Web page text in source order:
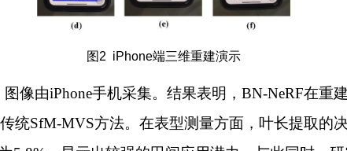
图2 iPhone端三维重建演示
像由iPhone手机采集。结果表明，BN-NeRF在重
统SfM-MVS方法。在表型测量方面，叶长提取的